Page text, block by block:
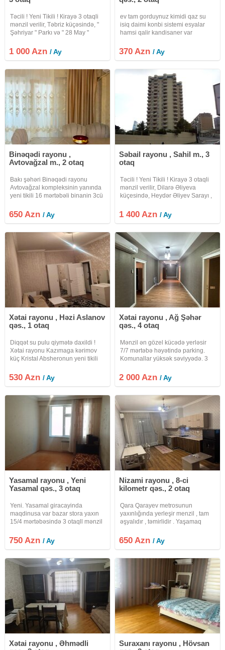
Təcili ! Yeni Tikili ! Кirayə 3 otaqli
mənzil verilir, Təbriz küçəsində, "
Şəhriyar " Parkı və " 28 May "
17/14. Ümumi sahəsi: 120 kv.m.
Qaz + Kombi. Əla təmirli.
1 000 Azn/ Ay
ev tam gorduynuz kimidi qaz su
isiq daimi konbi sistemi esyalar
hamsi qalir kandisaner var
370 Azn/ Ay
Binəqədi rayonu ,
Avtovağzal m., 2 otaq
Bakı şəhəri Binəqədi rayonu
Avtovağzal kompleksinin yanında
yeni tikili 16 mərtəbəli binanin 3cü
verilir.İşıq, su, qaz
daimidir.Komendat pulu qiymətə
650 Azn/ Ay
Səbail rayonu , Sahil m., 3
otaq
Təcili ! Yeni Tikili ! Kirayə 3 otaqli
mənzil verilir, Dilarə Əliyeva
küçesində, Heydər Əliyev Sarayı ,
yaxınlığında. Mərtəbə: 21/11.
Ümumi sahəsi: 123 kv.m.
1 400 Azn/ Ay
Xətai rayonu , Həzi Aslanov
qəs., 1 otaq
Diqqət su pulu qiymətə daxildi !
Xətai rayonu Kazımaga kərimov
küç Kristal Absheronun yeni tikili
verilir.Mənzildə yaşayıs olmayıb
yeni əla temir olunub tam
530 Azn/ Ay
Xətai rayonu , Ağ Şəhər
qəs., 4 otaq
Mənzil ən gözel kücədə yerləsir
7/7 mərtəbə həyətində parking.
Komunallar yüksək səviyyədə. 3
2 000 Azn/ Ay
Yasamal rayonu , Yeni
Yasamal qəs., 3 otaq
Yeni. Yasamal giracayinda
maqdinusa var bazar stora yaxın
15/4 mərtəbəsində 3 otaqll mənzil
vaditcanin xidmət haql. 20%
fayizdir.
750 Azn/ Ay
Nizami rayonu , 8-ci
kilometr qəs., 2 otaq
Qara Qarayev metrosunun
yaxınlığında yerleşir menzil , tam
əşyalıdır , təmirlidir . Yaşamaq
Ətraflı melumat üçün
whatsappdan elaqe saxlayardınız.
650 Azn/ Ay
Xətai rayonu , Əhmədli
Suraxanı rayonu , Hövsan